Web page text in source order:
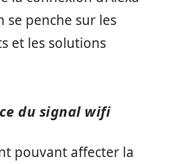
se penche sur les
et les solutions
du signal wifi
pouvant affecter la